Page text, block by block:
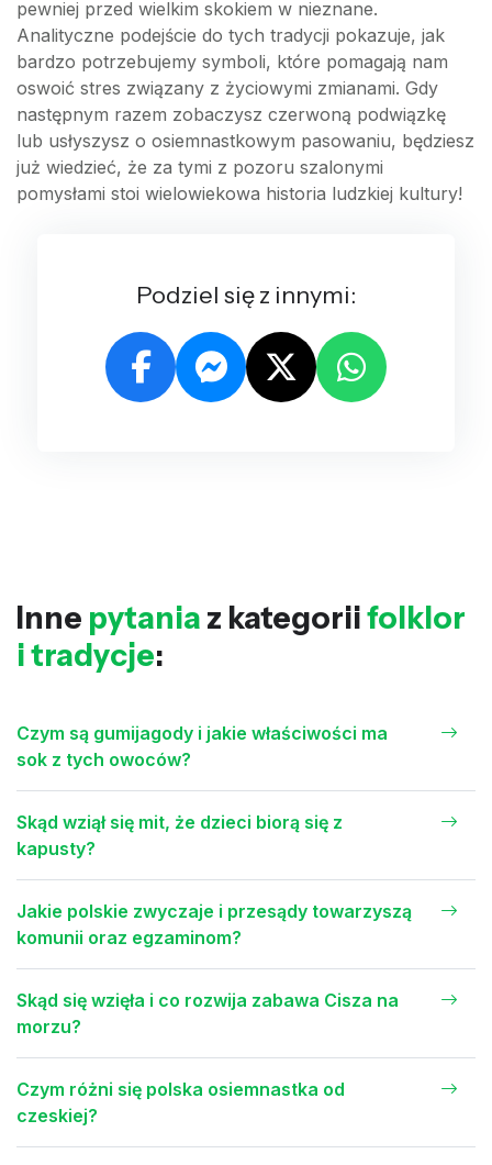
pewniej przed wielkim skokiem w nieznane.
Analityczne podejście do tych tradycji pokazuje, jak
bardzo potrzebujemy symboli, które pomagają nam
oswoić stres związany z życiowymi zmianami. Gdy
następnym razem zobaczysz czerwoną podwiązkę
lub usłyszysz o osiemnastkowym pasowaniu, będziesz
już wiedzieć, że za tymi z pozoru szalonymi
pomysłami stoi wielowiekowa historia ludzkiej kultury!
Podziel się z innymi:
Inne pytania z kategoriifolklor
i tradycje:
Czym są gumijagody i jakie właściwości ma
sok z tych owoców?
Skąd wziął się mit, że dzieci biorą się z
kapusty?
Jakie polskie zwyczaje i przesądy towarzyszą
komunii oraz egzaminom?
Skąd się wzięła i co rozwija zabawa Cisza na
morzu?
Czym różni się polska osiemnastka od
czeskiej?